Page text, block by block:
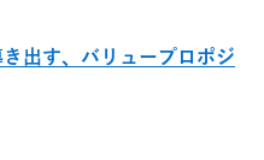
出す、バリュープロポジ